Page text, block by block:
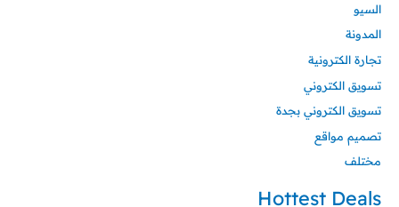
السيو
المدونة
تجارة الكترونية
تسويق الكتروني
تسويق الكتروني بجدة
تصميم مواقع
مختلف
Hottest Deals